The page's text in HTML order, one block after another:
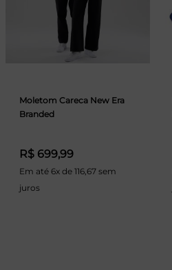
Moletom Careca New Era
Branded
R$ 699,99
Em até 6x de 116,67 sem
juros